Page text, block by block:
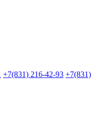
+7(831) 216-42-93 +7(831)